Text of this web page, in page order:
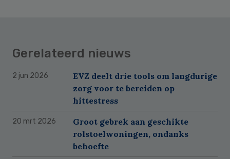
Gerelateerd nieuws
2 jun 2026
EVZ deelt drie tools om langdurige
zorg voor te bereiden op
hittestress
20 mrt 2026
Groot gebrek aan geschikte
rolstoelwoningen, ondanks
behoefte